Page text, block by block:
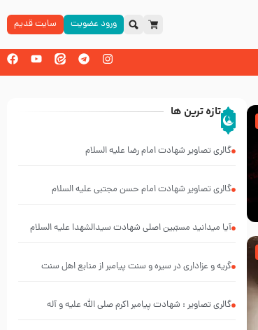
ورود عضویت سایت قدیم
تازه ترین ها
گالری تصاویر شهادت امام رضا علیه السلام
گالری تصاویر شهادت امام حسن مجتبی علیه السلام
آیا میدانید مسبّبین اصلی شهادت سیدالشهدا علیه ‌السلام
گریه و عزاداری در سیره و سنت پیامبر از منابع اهل سنت
گالری تصاویر : شهادت پیامبر اکرم صلی الله علیه و آله